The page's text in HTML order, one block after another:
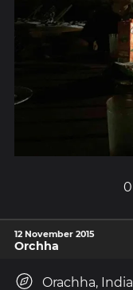
0
12 November 2015
Orchha
Orachha, India